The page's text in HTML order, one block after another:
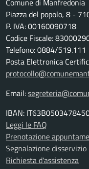
Piazza del popolo, 8 -
P. IVA: 00160090718
Codice Fiscale:
Telefono: 0884/519.111
Posta Elettronica
Email:
IBAN:
Leggi le FAQ
Prenotazione
Segnalazione disservizio
Richiesta d'assistenza